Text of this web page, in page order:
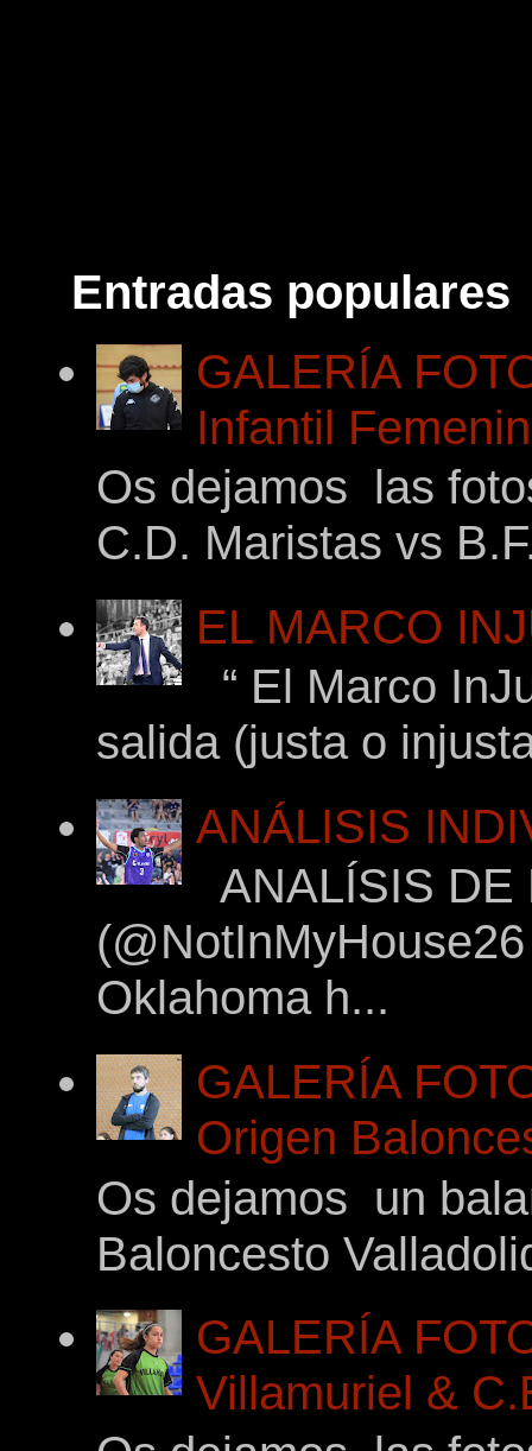
Entradas populares
GALERÍA
Infantil
Os dejamos las
C.D. Maristas vs
EL MARCO
“ El Marco
salida (justa o
ANÁLISIS
ANALÍSIS DE
Oklahoma h...
GALERÍA
Origen
Os dejamos un
Baloncesto
GALERÍA
Villamuriel &